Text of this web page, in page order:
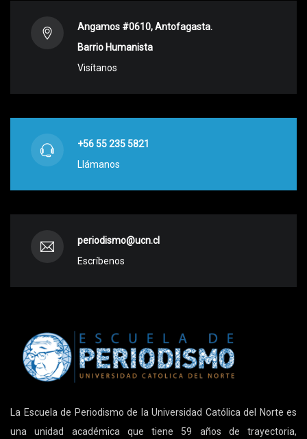
Angamos #0610, Antofagasta.
Barrio Humanista
Visítanos
+56 55 235 5821
Llámanos
periodismo@ucn.cl
Escríbenos
La Escuela de Periodismo de la Universidad Católica del Norte es
una unidad académica que tiene 59 años de trayectoria,